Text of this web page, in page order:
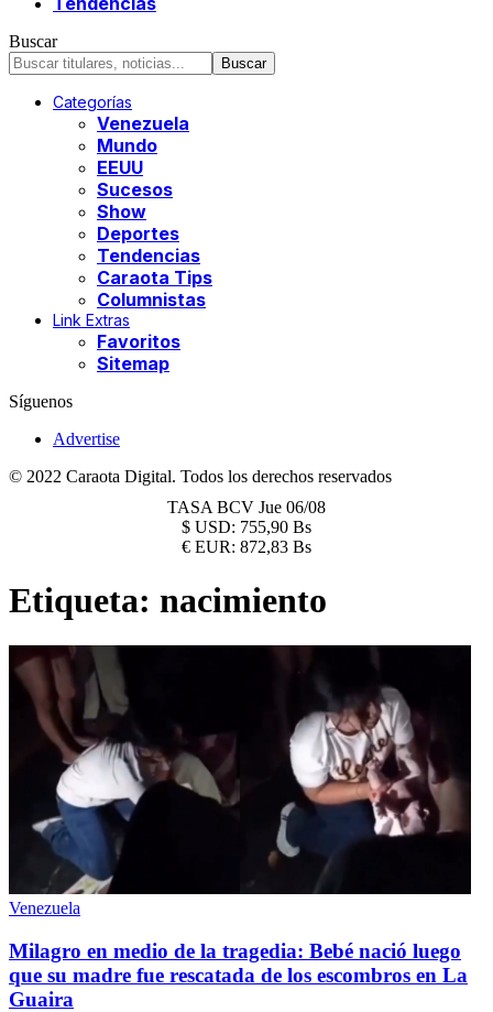
Buscar
Categorías
Venezuela
Mundo
EEUU
Sucesos
Show
Deportes
Tendencias
Caraota Tips
Columnistas
Link Extras
Favoritos
Sitemap
Síguenos
Advertise
© 2022 Caraota Digital. Todos los derechos reservados
TASA BCV Jue 06/08
$ USD: 755,90 Bs
€ EUR: 872,83 Bs
Etiqueta: nacimiento
Venezuela
Milagro en medio de la tragedia: Bebé nació luego
que su madre fue rescatada de los escombros en La
Guaira